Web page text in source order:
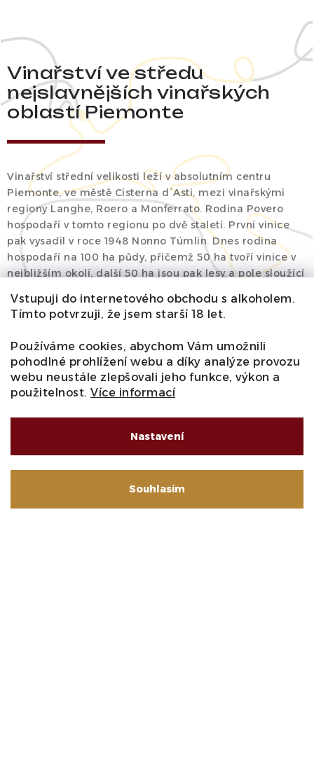
Vstupuji do internetového obchodu s alkoholem.
Tímto potvrzuji, že jsem starší 18 let.
Používáme cookies, abychom Vám umožnili
pohodlné prohlížení webu a díky analýze provozu
webu neustále zlepšovali jeho funkce, výkon a
použitelnost. Více informací
Nastavení
Souhlasím
Vinařství ve středu
nejslavnějších vinařských
oblastí Piemonte
Vinařství střední velikosti leží v absolutním centru
Piemonte, ve městě Cisterna d´Asti, mezi vinařskými
regiony Langhe, Roero a Monferrato. Rodina Povero
hospodaří v tomto regionu po dvě staletí. První vinice
pak vysadil v roce 1948 Nonno Túmlin. Dnes rodina
hospodaří na 100 ha půdy, přičemž 50 ha tvoří vinice v
nejbližším okolí, další 50 ha jsou pak lesy a pole sloužící
dále nakupuje hrozny z různých oblastí Piemonte a to
včetně těch nejznámějších Barolo a Barbaresco.
či Nebiollo, slavné jemně perlivé Moscato d´Asti nebo
cuvée doplněné o Cabernet Sauvignon či Syrah. Byť větší
vinařství, nás kvalitou svých vín přesvědčilo.